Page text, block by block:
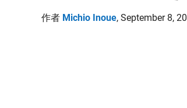
作者 Michio Inoue, September 8,